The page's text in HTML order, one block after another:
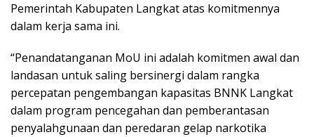
Pemerintah Kabupaten Langkat atas komitmennya
dalam kerja sama ini.
“Penandatanganan MoU ini adalah komitmen awal dan
landasan untuk saling bersinergi dalam rangka
percepatan pengembangan kapasitas BNNK Langkat
dalam program pencegahan dan pemberantasan
penyalahgunaan dan peredaran gelap narkotika